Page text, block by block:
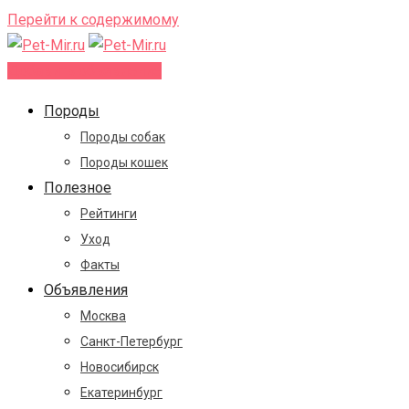
Перейти к содержимому
Породы
Породы собак
Породы кошек
Полезное
Рейтинги
Уход
Факты
Объявления
Москва
Санкт-Петербург
Новосибирск
Екатеринбург